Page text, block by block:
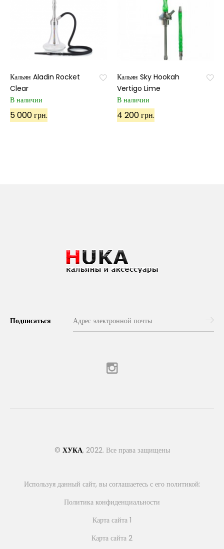
Кальян Aladin Rocket
Clear
В наличии
5 000 грн.
Кальян Sky Hookah
Vertigo Lime
В наличии
4 200 грн.
Подписаться
© ХУКА, 2022. Все права защищены
Используя данный сайт, вы соглашаетесь с его политикой:
Политика конфиденциальности
Карта сайта 1
Карта сайта 2